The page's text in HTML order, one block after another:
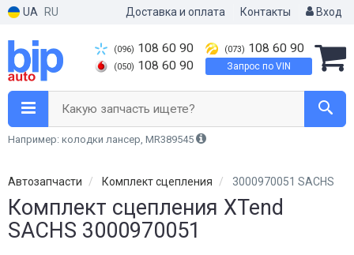
UA RU Доставка и оплата Контакты Вход
(096) 108 60 90
(050) 108 60 90
(073) 108 60 90
Запрос по VIN
Какую запчасть ищете?
Например: колодки лансер, MR389545
Автозапчасти Комплект сцепления 3000970051 SACHS
Комплект сцепления XTend
SACHS 3000970051